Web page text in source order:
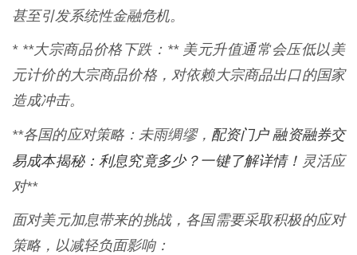
甚至引发系统性金融危机。
* **大宗商品价格下跌：** 美元升值通常会压低以美
元计价的大宗商品价格，对依赖大宗商品出口的国家
造成冲击。
**各国的应对策略：未雨绸缪， 配资门户 融资融券交
易成本揭秘：利息究竟多少？一键了解详情！ 灵活应
对**
面对美元加息带来的挑战，各国需要采取积极的应对
策略，以减轻负面影响：